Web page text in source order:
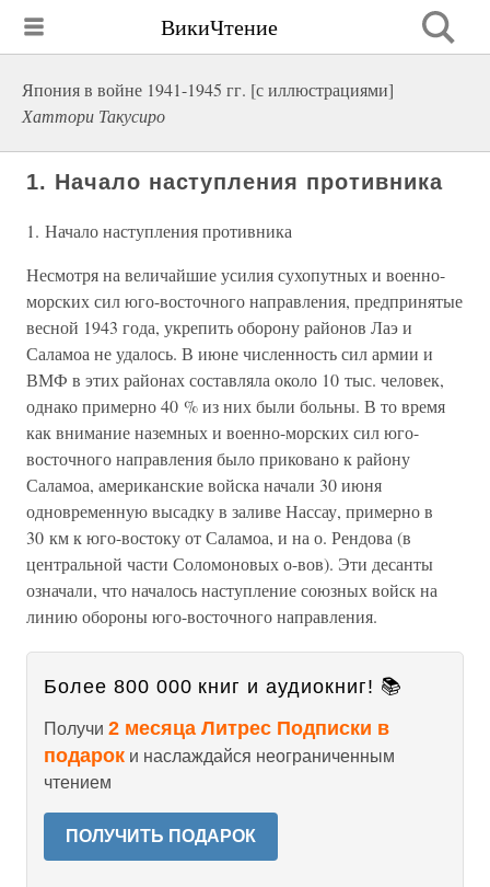
ВикиЧтение
Япония в войне 1941-1945 гг. [с иллюстрациями]
Хаттори Такусиро
1. Начало наступления противника
1. Начало наступления противника
Несмотря на величайшие усилия сухопутных и военно-
морских сил юго-восточного направления, предпринятые
весной 1943 года, укрепить оборону районов Лаэ и
Саламоа не удалось. В июне численность сил армии и
ВМФ в этих районах составляла около 10 тыс. человек,
однако примерно 40 % из них были больны. В то время
как внимание наземных и военно-морских сил юго-
восточного направления было приковано к району
Саламоа, американские войска начали 30 июня
одновременную высадку в заливе Нассау, примерно в
30 км к юго-востоку от Саламоа, и на о. Рендова (в
центральной части Соломоновых о-вов). Эти десанты
означали, что началось наступление союзных войск на
линию обороны юго-восточного направления.
Более 800 000 книг и аудиокниг! 📚
Получи 2 месяца Литрес Подписки в
подарок и наслаждайся неограниченным
чтением
ПОЛУЧИТЬ ПОДАРОК